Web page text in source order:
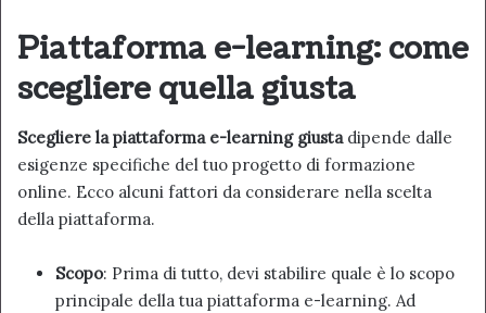
Piattaforma e-learning: come
scegliere quella giusta
Scegliere la piattaforma e-learning giustadipende dalle
esigenze specifiche del tuo progetto di formazione
online. Ecco alcuni fattori da considerare nella scelta
della piattaforma.
Scopo: Prima di tutto, devi stabilire quale è lo scopo
principale della tua piattaforma e-learning. Ad